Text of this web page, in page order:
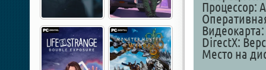
Процессор:
Видеокарта:
DirectX:
Место на